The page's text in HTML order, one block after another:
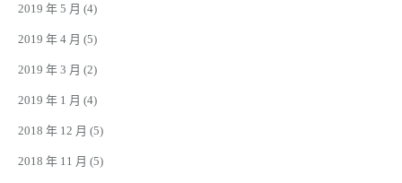
2019 年 5 月 (4)
2019 年 4 月 (5)
2019 年 3 月 (2)
2019 年 1 月 (4)
2018 年 12 月 (5)
2018 年 11 月 (5)